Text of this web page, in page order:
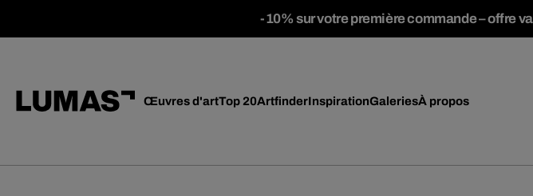
-10% sur votre première commande – offre
Œuvres d'artTop 20ArtfinderInspirationGaleriesÀ propos